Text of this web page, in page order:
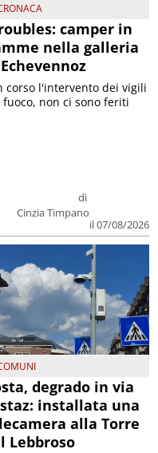
camper in
nella galleria
di
Cinzia Timpano
il 07/08/2026
corso l'intervento dei vigili
fuoco, non ci sono feriti
degrado in via
installata una
alla Torre
Lebbroso